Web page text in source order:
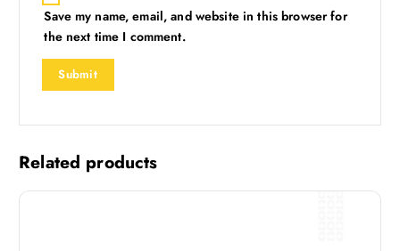
Save my name, email, and website in this browser for
the next time I comment.
Related products